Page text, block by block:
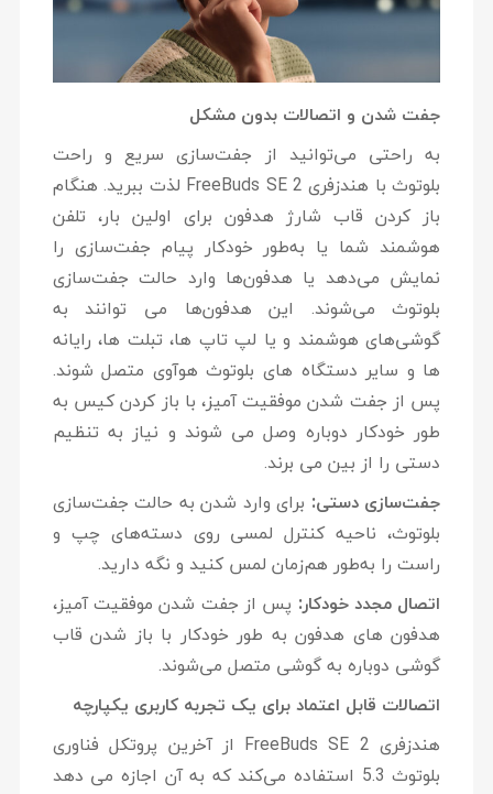
جفت شدن و اتصالات بدون مشکل
به راحتی می‌توانید از جفت‌سازی سریع و راحت
بلوتوث با هندزفری FreeBuds SE 2 لذت ببرید. هنگام
باز کردن قاب شارژ هدفون برای اولین بار، تلفن
هوشمند شما یا به‌طور خودکار پیام جفت‌سازی را
نمایش می‌دهد یا هدفون‌ها وارد حالت جفت‌سازی
بلوتوث می‌شوند. این هدفون‌ها می توانند به
گوشی‌های هوشمند و یا لپ تاپ ها، تبلت ها، رایانه
ها و سایر دستگاه های بلوتوث هوآوی متصل شوند.
پس از جفت شدن موفقیت آمیز، با باز کردن کیس به
طور خودکار دوباره وصل می شوند و نیاز به تنظیم
دستی را از بین می برند.
جفت‌سازی دستی: برای وارد شدن به حالت جفت‌سازی
بلوتوث، ناحیه کنترل لمسی روی دسته‌های چپ و
راست را به‌طور هم‌زمان لمس کنید و نگه دارید.
اتصال مجدد خودکار: پس از جفت شدن موفقیت آمیز،
هدفون های هدفون به طور خودکار با باز شدن قاب
گوشی دوباره به گوشی متصل می‌شوند.
اتصالات قابل اعتماد برای یک تجربه کاربری یکپارچه
هندزفری FreeBuds SE 2 از آخرین پروتکل فناوری
بلوتوث 5.3 استفاده می‌کند که به آن اجازه می دهد